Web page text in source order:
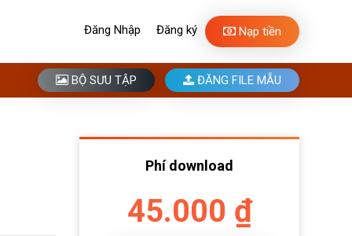
Đăng Nhập Đăng ký Nạp tiền
BỘ SƯU TẬP ĐĂNG FILE MẪU
Phí download
45.000 ₫